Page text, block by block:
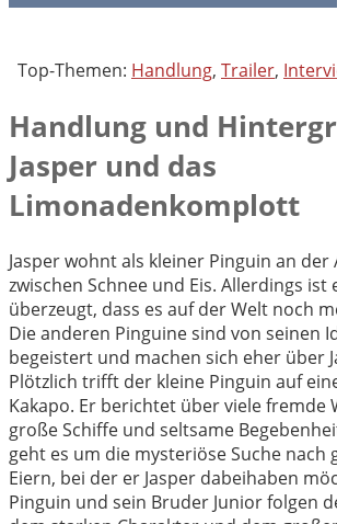
Top-Themen: Handlung, Trailer,
Handlung und
Jasper und das
Limonadenkomplott
Jasper wohnt als kleiner Pinguin an der
zwischen Schnee und Eis. Allerdings ist
überzeugt, dass es auf der Welt noch
Die anderen Pinguine sind von seinen
begeistert und machen sich eher über
Plötzlich trifft der kleine Pinguin auf
Kakapo. Er berichtet über viele fremde
große Schiffe und seltsame
geht es um die mysteriöse Suche nach
Eiern, bei der er Jasper dabeihaben
Pinguin und sein Bruder Junior folgen